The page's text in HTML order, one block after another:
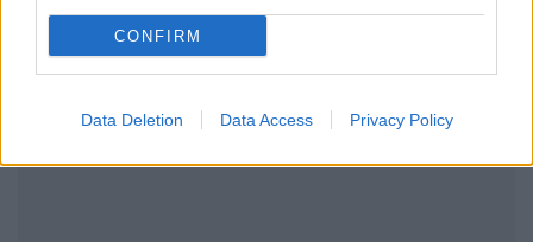
CONFIRM
Data Deletion Data Access Privacy Policy